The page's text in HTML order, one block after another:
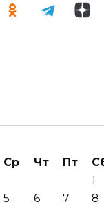
Ср Чт Пт
1
5 6 7 8